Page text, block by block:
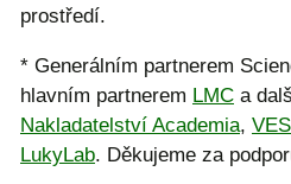
prostředí.
* Generálním partnerem
hlavním partnerem LMC a
Nakladatelství Academia,
LukyLab. Děkujeme za